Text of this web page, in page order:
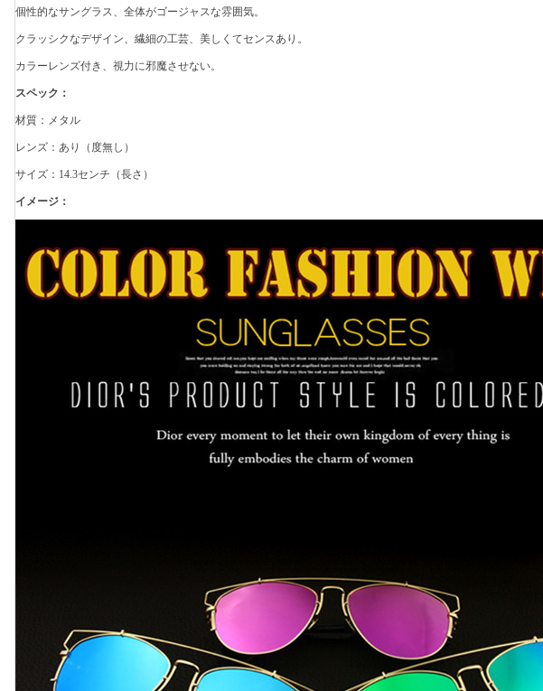
個性的なサングラス、全体がゴージャスな雰囲気。
クラッシクなデザイン、繊細の工芸、美しくてセンスあり。
カラーレンズ付き、視力に邪魔させない。
スペック：
材質：メタル
レンズ：あり（度無し）
サイズ：14.3センチ（長さ）
イメージ：